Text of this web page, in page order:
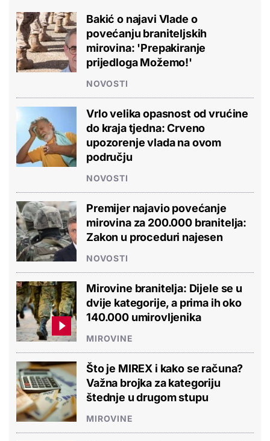
Bakić o najavi Vlade o
povećanju braniteljskih
mirovina: 'Prepakiranje
prijedloga Možemo!'
NOVOSTI
Vrlo velika opasnost od vrućine
do kraja tjedna: Crveno
upozorenje vlada na ovom
području
NOVOSTI
Premijer najavio povećanje
mirovina za 200.000 branitelja:
Zakon u proceduri najesen
NOVOSTI
Mirovine branitelja: Dijele se u
dvije kategorije, a prima ih oko
140.000 umirovljenika
MIROVINE
Što je MIREX i kako se računa?
Važna brojka za kategoriju
štednje u drugom stupu
MIROVINE